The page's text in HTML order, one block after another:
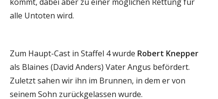
alle Untoten wird.
Zum Haupt-Cast in Staffel 4 wurde Robert Knepper
als Blaines (David Anders) Vater Angus befördert.
Zuletzt sahen wir ihn im Brunnen, in dem er von
seinem Sohn zurückgelassen wurde.